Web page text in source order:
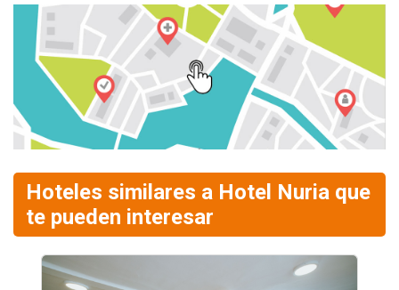
Hoteles similares a Hotel Nuria que
te pueden interesar